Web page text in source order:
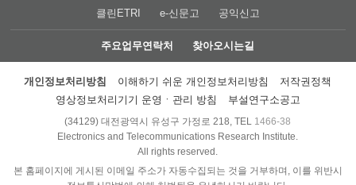
클린ETRI e-신문고 공익신고
주요업무연락처 찾아오시는길
개인정보처리방침 이해하기 쉬운 개인정보처리방침
저작권정책
영상정보처리기기 운영ㆍ관리 방침
부설연구소공고
(34129) 대전광역시 유성구 가정로 218, TEL 1466-38
Electronics and Telecommunications Research Institute.
All rights reserved.
본 홈페이지에 게시된 이메일 주소가 자동수집되는 것을 거부하며, 이를 위반시